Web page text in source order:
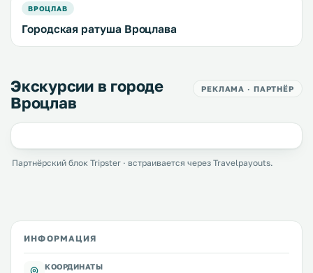
ВРОЦЛАВ
Городская ратуша Вроцлава
Экскурсии в городе
Вроцлав
РЕКЛАМА · ПАРТНЁР
Партнёрский блок Tripster · встраивается через Travelpayouts.
ИНФОРМАЦИЯ
КООРДИНАТЫ